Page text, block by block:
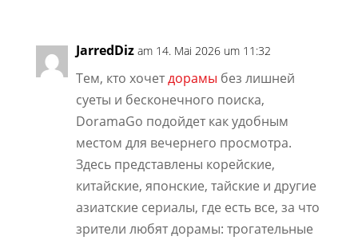
JarredDiz am 14. Mai 2026 um 11:32
Тем, кто хочетдорамы без лишней
суеты и бесконечного поиска,
DoramaGo подойдет как удобным
местом для вечернего просмотра.
Здесь представлены корейские,
китайские, японские, тайские и другие
азиатские сериалы, где есть все, за что
зрители любят дорамы: трогательные